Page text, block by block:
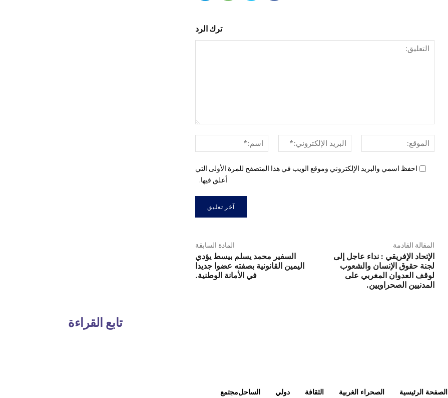
ترك الرد
الإلكتروني:*
الموقع:
احفظ اسمي والبريد الإلكتروني وموقع الويب في هذا المتصفح للمرة الأولى التي
أعلق فيها.
المادة السابقة
السفير محمد يسلم بيسط يؤدي
اليمين القانونية بصفته عضوا جديدا
في الأمانة الوطنية.
المقالة القادمة
الإتحاد الإفريقي : نداء عاجل إلى
لجنة حقوق الإنسان والشعوب
لوقف العدوان المغربي على
المدنيين الصحراويين.
تابع القراءة
الصفحة الرئيسية الصحراء الغربية الثقافة دولي الساحلمجتمع